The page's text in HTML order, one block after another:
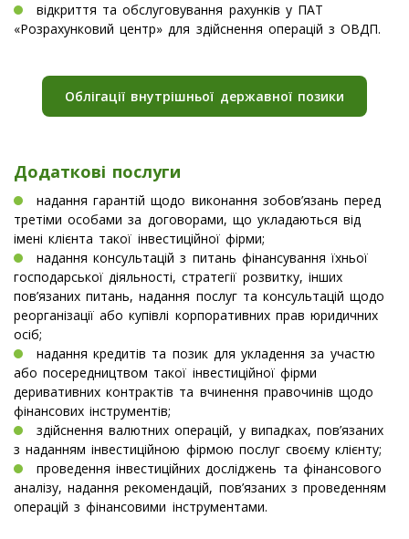
відкриття та обслуговування рахунків у ПАТ
«Розрахунковий центр» для здійснення операцій з ОВДП.
Облігації внутрішньої державної позики
Додаткові послуги
надання гарантій щодо виконання зобов’язань перед
третіми особами за договорами, що укладаються від
імені клієнта такої інвестиційної фірми;
надання консультацій з питань фінансування їхньої
господарської діяльності, стратегії розвитку, інших
пов’язаних питань, надання послуг та консультацій щодо
реорганізації або купівлі корпоративних прав юридичних
осіб;
надання кредитів та позик для укладення за участю
або посередництвом такої інвестиційної фірми
деривативних контрактів та вчинення правочинів щодо
фінансових інструментів;
здійснення валютних операцій, у випадках, пов’язаних
з наданням інвестиційною фірмою послуг своєму клієнту;
проведення інвестиційних досліджень та фінансового
аналізу, надання рекомендацій, пов’язаних з проведенням
операцій з фінансовими інструментами.